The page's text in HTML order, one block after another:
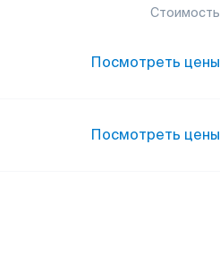
Стоимость
Посмотреть цены
Посмотреть цены